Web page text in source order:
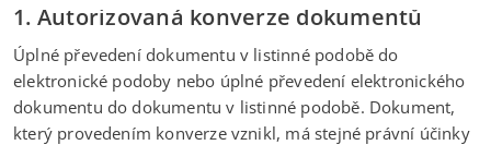
1. Autorizovaná konverze dokumentů
Úplné převedení dokumentu v listinné podobě do
elektronické podoby nebo úplné převedení elektronického
dokumentu do dokumentu v listinné podobě. Dokument,
který provedením konverze vznikl, má stejné právní účinky